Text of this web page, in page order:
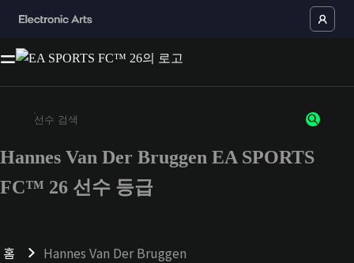
최소 3자 이상의 문자 또는 숫자를 입력하세요
Hannes Van Der Bruggen EA SPORTS
FC™ 26 선수 등급
홈 Hannes Van Der Bruggen